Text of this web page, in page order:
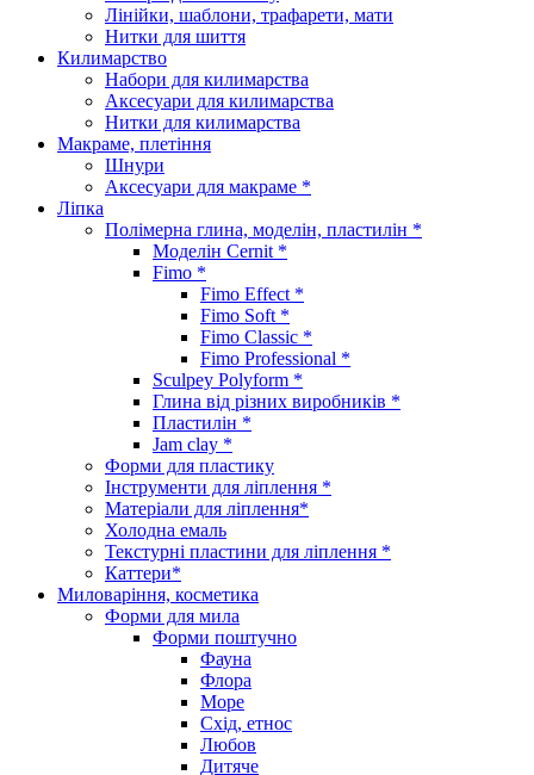
Лінійки, шаблони, трафарети, мати
Нитки для шиття
Килимарство
Набори для килимарства
Аксесуари для килимарства
Нитки для килимарства
Макраме, плетіння
Шнури
Аксесуари для макраме *
Ліпка
Полімерна глина, моделін, пластилін *
Моделін Cernit *
Fimo *
Fimo Effect *
Fimo Soft *
Fimo Classic *
Fimo Professional *
Sculpey Polyform *
Глина від різних виробників *
Пластилін *
Jam clay *
Форми для пластику
Інструменти для ліплення *
Матеріали для ліплення*
Холодна емаль
Текстурні пластини для ліплення *
Каттери*
Миловаріння, косметика
Форми для мила
Форми поштучно
Фауна
Флора
Море
Схід, етнос
Любов
Дитяче